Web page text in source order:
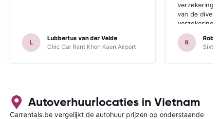
L
Lubbertus van der Velde
Chic Car Rent Khon Kaen Airport
verzekering
van de
mensen is
R
Sixt
Autoverhuurlocaties in Vietnam
Carrentals.be vergelijkt de autohuur prijzen op onderstaande